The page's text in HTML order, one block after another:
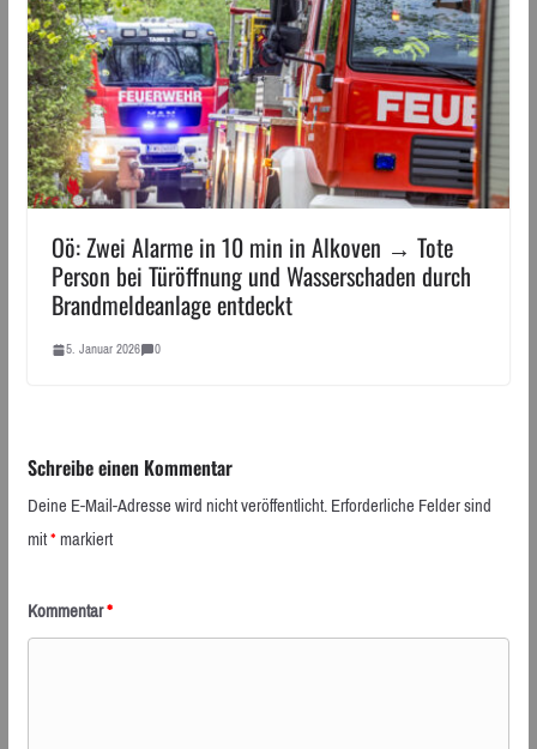
Oö: Zwei Alarme in 10 min in Alkoven → Tote
Person bei Türöffnung und Wasserschaden durch
Brandmeldeanlage entdeckt
5. Januar 2026 0
Schreibe einen Kommentar
Deine E-Mail-Adresse wird nicht veröffentlicht.Erforderliche Felder sind
mit*markiert
Kommentar*